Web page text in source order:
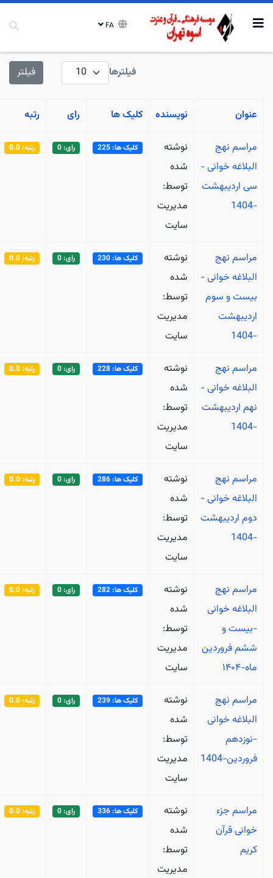
فیلترها نمایش # فیلتر
عنوان نویسنده کلیک ها رای رتبه
مراسم نهج
البلاغه خوانی -
سی اردیبهشت
-1404
نوشته
شده
توسط:
مدیریت
سایت
کلیک ها: 225 رای: 0 رتبه: 0.0
مراسم نهج
البلاغه خوانی -
بیست و سوم
اردیبهشت
-1404
نوشته
شده
توسط:
مدیریت
سایت
کلیک ها: 230 رای: 0 رتبه: 0.0
مراسم نهج
البلاغه خوانی -
نهم اردیبهشت
-1404
نوشته
شده
توسط:
مدیریت
سایت
کلیک ها: 228 رای: 0 رتبه: 0.0
مراسم نهج
البلاغه خوانی -
دوم اردیبهشت
-1404
نوشته
شده
توسط:
مدیریت
سایت
کلیک ها: 286 رای: 0 رتبه: 0.0
مراسم نهج
البلاغه خوانی
-بیست و
ششم فروردین
ماه-۱۴۰۴
نوشته
شده
توسط:
مدیریت
سایت
کلیک ها: 282 رای: 0 رتبه: 0.0
مراسم نهج
البلاغه خوانی
-نوزدهم
فروردین-1404
نوشته
شده
توسط:
مدیریت
سایت
کلیک ها: 239 رای: 0 رتبه: 0.0
مراسم جزء
خوانی قرآن
کریم
نوشته
شده
توسط:
مدیریت
کلیک ها: 336 رای: 0 رتبه: 0.0